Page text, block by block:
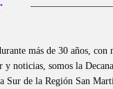
más de 30 años, con
y noticias, somos la
Sur de la Región San